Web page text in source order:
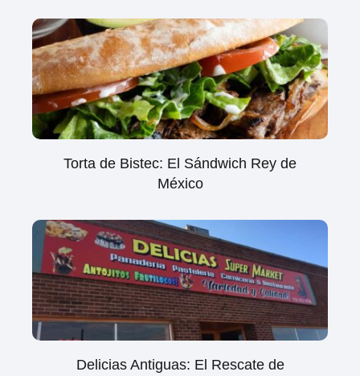
Torta de Bistec: El Sándwich Rey de
México
Delicias Antiguas: El Rescate de